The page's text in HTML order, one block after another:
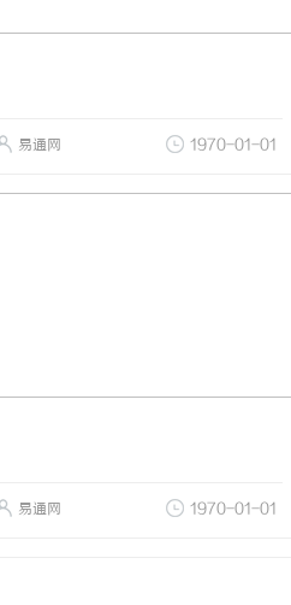
易通网 1970-01-01
易通网 1970-01-01